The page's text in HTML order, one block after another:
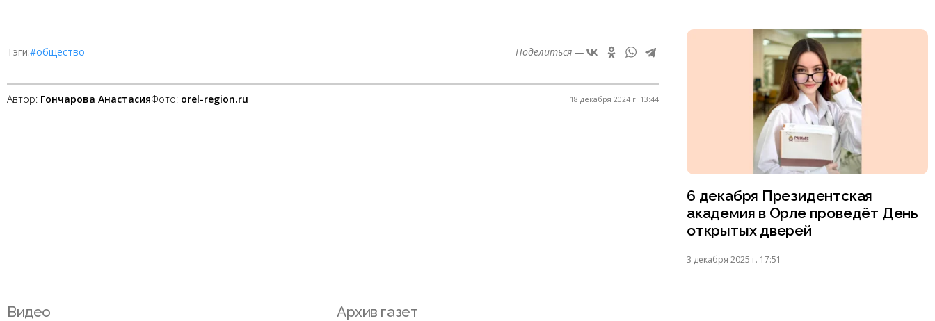
Тэги:#общество Поделиться —
Автор: Гончарова АнастасияФото: orel-region.ru 18 декабря 2024 г. 13:44
6 декабря Президентская
академия в Орле проведёт День
открытых дверей
3 декабря 2025 г. 17:51
Видео Архив газет